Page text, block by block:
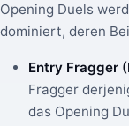
Opening Duels
dominiert, deren
Entry Fragger
Fragger
das Opening